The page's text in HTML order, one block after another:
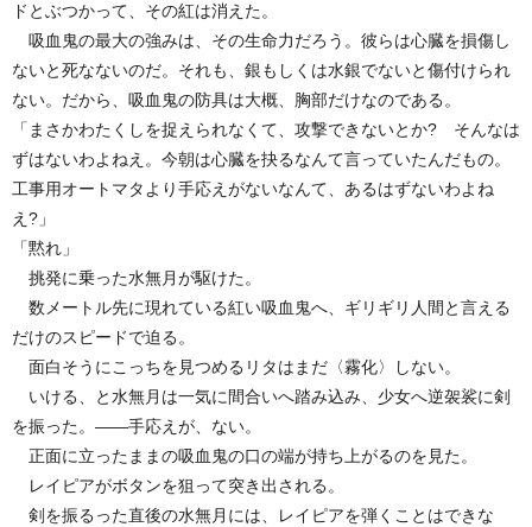
ドとぶつかって、その紅は消えた。
吸血鬼の最大の強みは、その生命力だろう。彼らは心臓を損傷し
ないと死なないのだ。それも、銀もしくは水銀でないと傷付けられ
ない。だから、吸血鬼の防具は大概、胸部だけなのである。
「まさかわたくしを捉えられなくて、攻撃できないとか? そんなは
ずはないわよねえ。今朝は心臓を抉るなんて言っていたんだもの。
工事用オートマタより手応えがないなんて、あるはずないわよね
え?」
「黙れ」
挑発に乗った水無月が駆けた。
数メートル先に現れている紅い吸血鬼へ、ギリギリ人間と言える
だけのスピードで迫る。
面白そうにこっちを見つめるリタはまだ〈霧化〉しない。
いける、と水無月は一気に間合いへ踏み込み、少女へ逆袈裟に剣
を振った。――手応えが、ない。
正面に立ったままの吸血鬼の口の端が持ち上がるのを見た。
レイピアがボタンを狙って突き出される。
剣を振るった直後の水無月には、レイピアを弾くことはできな